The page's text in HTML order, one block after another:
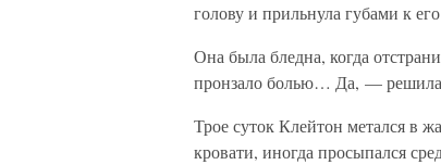
голову и прильнула губами к
Она была бледна, когда
пронзало болью… Да, —
Трое суток Клейтон метался в
кровати, иногда просыпался